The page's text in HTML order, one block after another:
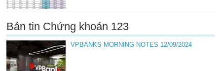
Bản tin Chứng khoán 123
VPBANKS MORNING NOTES 12/09/2024